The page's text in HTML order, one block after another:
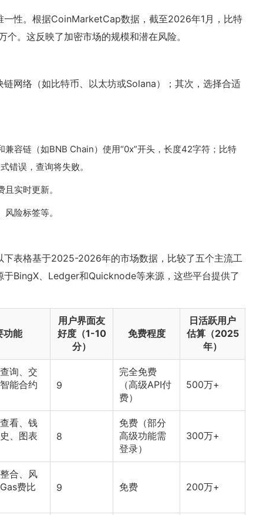
一性。根据CoinMarketCap数据，截至2026年1月，比特
。这反映了加密市场的规模和潜在风险。
网络（如比特币、以太坊或Solana）；其次，选择合适
容链（如BNB Chain）使用“0x”开头，长度42字符；比特
错误，查询将失败。
实时更新。
险标签等。
表格基于2025-2026年的市场数据，比较了五个主流工
BingX、Ledger和Quicknode等来源，这些平台提供了
功能
用户界面友
好度（1-10
分）
免费程度
日活跃用户
估算（2025
年）
询、交
能合约
9
完全免费
（高级API付
费）
500万+
看、钱
、图表
8
免费（部分
高级功能需
登录）
300万+
合、风
费比
9 免费 200万+